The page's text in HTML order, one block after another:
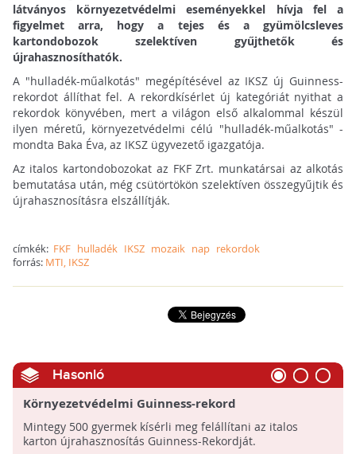
látványos környezetvédelmi eseményekkel hívja fel a
figyelmet arra, hogy a tejes és a gyümölcsleves
kartondobozok szelektíven gyűjthetők és
újrahasznosíthatók.
A "hulladék-műalkotás" megépítésével az IKSZ új Guinness-
rekordot állíthat fel. A rekordkísérlet új kategóriát nyithat a
rekordok könyvében, mert a világon első alkalommal készül
ilyen méretű, környezetvédelmi célú "hulladék-műalkotás" -
mondta Baka Éva, az IKSZ ügyvezető igazgatója.
Az italos kartondobozokat az FKF Zrt. munkatársai az alkotás
bemutatása után, még csütörtökön szelektíven összegyűjtik és
újrahasznosításra elszállítják.
címkék: FKF hulladék IKSZ mozaik nap rekordok
forrás: MTI, IKSZ
Hasonló
Környezetvédelmi Guinness-rekord
Mintegy 500 gyermek kísérli meg felállítani az italos
karton újrahasznosítás Guinness-Rekordját.